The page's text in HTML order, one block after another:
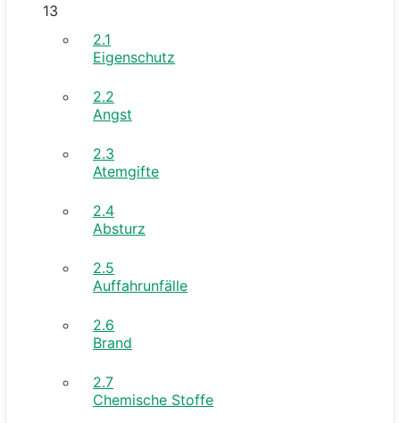
13
2.1
Eigenschutz
2.2
Angst
2.3
Atemgifte
2.4
Absturz
2.5
Auffahrunfälle
2.6
Brand
2.7
Chemische Stoffe